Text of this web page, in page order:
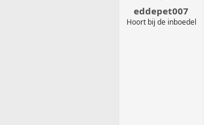
t
u
m
eddepet007
Hoort bij de inboedel